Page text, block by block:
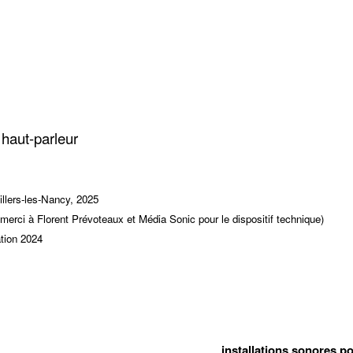
parleur
les-Nancy, 2025
à Florent Prévoteaux et Média Sonic pour le dispositif technique)
2024